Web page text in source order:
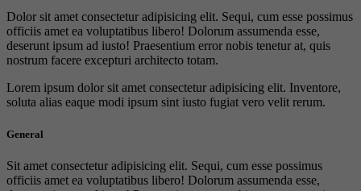
Dolor sit amet consectetur adipisicing elit. Sequi, cum esse possimus
officiis amet ea voluptatibus libero! Dolorum assumenda esse,
deserunt ipsum ad iusto! Praesentium error nobis tenetur at, quis
nostrum facere excepturi architecto totam.
Lorem ipsum dolor sit amet consectetur adipisicing elit. Inventore,
soluta alias eaque modi ipsum sint iusto fugiat vero velit rerum.
General
Sit amet consectetur adipisicing elit. Sequi, cum esse possimus
officiis amet ea voluptatibus libero! Dolorum assumenda esse,